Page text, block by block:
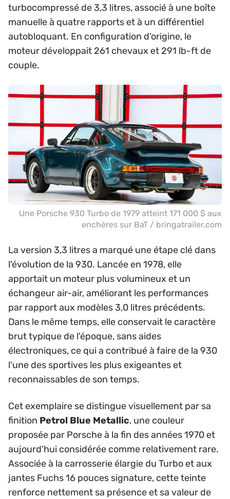
turbocompressé de 3,3 litres, associé à une boîte
manuelle à quatre rapports et à un différentiel
autobloquant. En configuration d'origine, le
moteur développait 261 chevaux et 291 lb-ft de
couple.
Une Porsche 930 Turbo de 1979 atteint 171 000 $ aux
enchères sur BaT / bringatrailer.com
La version 3,3 litres a marqué une étape clé dans
l'évolution de la 930. Lancée en 1978, elle
apportait un moteur plus volumineux et un
échangeur air-air, améliorant les performances
par rapport aux modèles 3,0 litres précédents.
Dans le même temps, elle conservait le caractère
brut typique de l'époque, sans aides
électroniques, ce qui a contribué à faire de la 930
l'une des sportives les plus exigeantes et
reconnaissables de son temps.
Cet exemplaire se distingue visuellement par sa
finition Petrol Blue Metallic, une couleur
proposée par Porsche à la fin des années 1970 et
aujourd'hui considérée comme relativement rare.
Associée à la carrosserie élargie du Turbo et aux
jantes Fuchs 16 pouces signature, cette teinte
renforce nettement sa présence et sa valeur de